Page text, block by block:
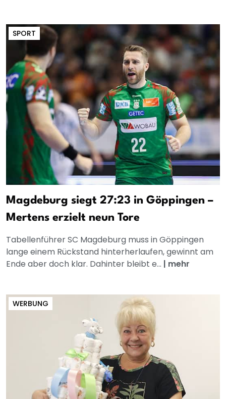
SPORT
Magdeburg siegt 27:23 in Göppingen –
Mertens erzielt neun Tore
Tabellenführer SC Magdeburg muss in Göppingen
lange einem Rückstand hinterherlaufen, gewinnt am
Ende aber doch klar. Dahinter bleibt e... | mehr
WERBUNG